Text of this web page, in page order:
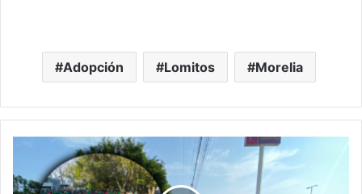
Adopción Lomitos Morelia
Megabloqueos
De